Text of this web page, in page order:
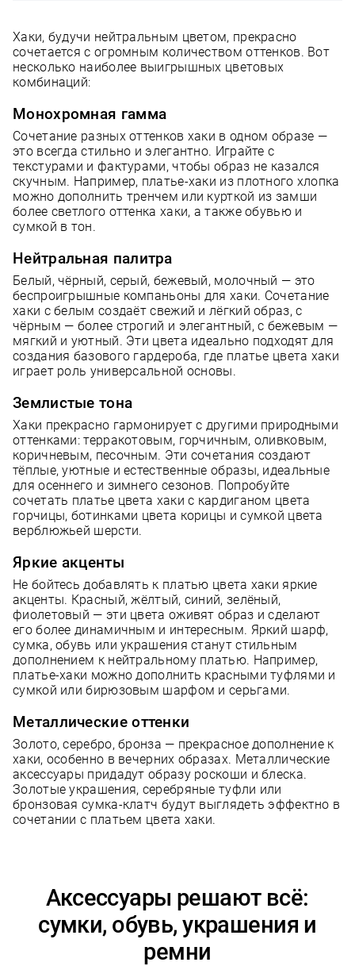
Хаки, будучи нейтральным цветом, прекрасно
сочетается с огромным количеством оттенков. Вот
несколько наиболее выигрышных цветовых
комбинаций:
Монохромная гамма
Сочетание разных оттенков хаки в одном образе —
это всегда стильно и элегантно. Играйте с
текстурами и фактурами, чтобы образ не казался
скучным. Например, платье-хаки из плотного хлопка
можно дополнить тренчем или курткой из замши
более светлого оттенка хаки, а также обувью и
сумкой в тон.
Нейтральная палитра
Белый, чёрный, серый, бежевый, молочный — это
беспроигрышные компаньоны для хаки. Сочетание
хаки с белым создаёт свежий и лёгкий образ, с
чёрным — более строгий и элегантный, с бежевым —
мягкий и уютный. Эти цвета идеально подходят для
создания базового гардероба, где платье цвета хаки
играет роль универсальной основы.
Землистые тона
Хаки прекрасно гармонирует с другими природными
оттенками: терракотовым, горчичным, оливковым,
коричневым, песочным. Эти сочетания создают
тёплые, уютные и естественные образы, идеальные
для осеннего и зимнего сезонов. Попробуйте
сочетать платье цвета хаки с кардиганом цвета
горчицы, ботинками цвета корицы и сумкой цвета
верблюжьей шерсти.
Яркие акценты
Не бойтесь добавлять к платью цвета хаки яркие
акценты. Красный, жёлтый, синий, зелёный,
фиолетовый — эти цвета оживят образ и сделают
его более динамичным и интересным. Яркий шарф,
сумка, обувь или украшения станут стильным
дополнением к нейтральному платью. Например,
платье-хаки можно дополнить красными туфлями и
сумкой или бирюзовым шарфом и серьгами.
Металлические оттенки
Золото, серебро, бронза — прекрасное дополнение к
хаки, особенно в вечерних образах. Металлические
аксессуары придадут образу роскоши и блеска.
Золотые украшения, серебряные туфли или
бронзовая сумка-клатч будут выглядеть эффектно в
сочетании с платьем цвета хаки.
Аксессуары решают всё:
сумки, обувь, украшения и
ремни